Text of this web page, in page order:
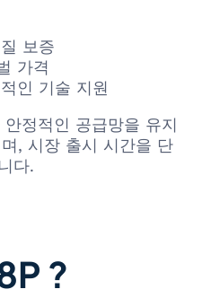
보증
가격
인 기술 지원
정적인 공급망을 유지
, 시장 출시 시간을 단
다.
?